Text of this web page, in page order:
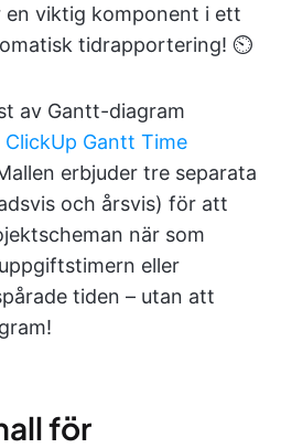
en viktig komponent i ett
tidrapportering! ⏲
av Gantt-diagram
ClickUp Gantt Time
erbjuder tre separata
och årsvis) för att
när som
eller
tiden – utan att
för